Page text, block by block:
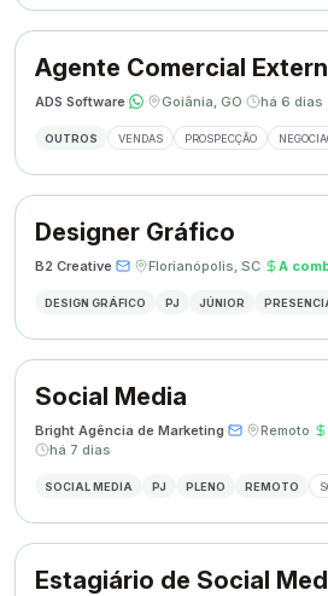
ADS Software· · Goiânia, GO· há 6 dias
OUTROS VENDAS PROSPECÇÃO
Designer Gráfico
B2 Creative· · Florianópolis, SC· A
DESIGN GRÁFICO PJ JÚNIOR
Social Media
Bright Agência de Marketing· · Remoto·
há 7 dias
SOCIAL MEDIA PJ PLENO REMOTO
Estagiário de Social